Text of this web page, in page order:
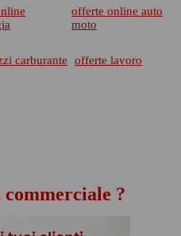
offerte online auto
moto
carburante
offerte lavoro
?